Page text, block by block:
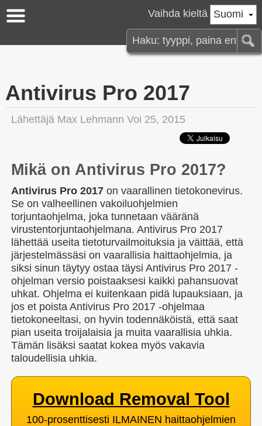
Suomi
Vaihda kieltä
Antivirus Pro 2017
Lähettäjä Max Lehmann Voi 25, 2015
Mikä on Antivirus Pro 2017?
Antivirus Pro 2017 on vaarallinen tietokonevirus.
Se on valheellinen vakoiluohjelmien
torjuntaohjelma, joka tunnetaan vääränä
virustentorjuntaohjelmana. Antivirus Pro 2017
lähettää useita tietoturvailmoituksia ja väittää, että
järjestelmässäsi on vaarallisia haittaohjelmia, ja
siksi sinun täytyy ostaa täysi Antivirus Pro 2017 -
ohjelman versio poistaaksesi kaikki pahansuovat
uhkat. Ohjelma ei kuitenkaan pidä lupauksiaan, ja
jos et poista Antivirus Pro 2017 -ohjelmaa
tietokoneeltasi, on hyvin todennäköistä, että saat
pian useita troijalaisia ja muita vaarallisia uhkia.
Tämän lisäksi saatat kokea myös vakavia
taloudellisia uhkia.
Download Removal Tool
100-prosenttisesti ILMAINEN haittaohjelmien